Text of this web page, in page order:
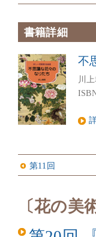
書籍詳細
不
川
第11回
〔花の美